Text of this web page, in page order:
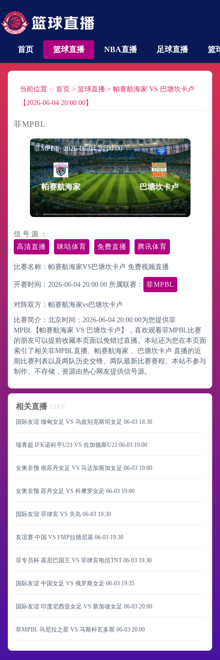
首页 篮球直播 NBA直播 足球直播 篮
当前位置： 首页 > 篮球直播 > 帕赛航海家 VS 巴塘坎卡卢
【2026-06-04 20:00:00】
菲MPBL
菲MPBL 2026-06-04 20:00:00
帕赛航海家 巴塘坎卡卢
信 号 源 ：
高清直播
咪咕体育 免费直播 腾讯体育
比赛名称：帕赛航海家VS巴塘坎卡卢 免费视频直播
开赛时间：2026-06-04 20:00:00 所属联赛： 菲MPBL
对阵双方：帕赛航海家vs巴塘坎卡卢
比赛简介：北京时间：2026-06-04 20:00:00为您提供菲
MPBL【帕赛航海家 VS 巴塘坎卡卢】，喜欢观看菲MPBL比赛
的朋友可以提前收藏本页面以免错过直播。本站还为您在本页面
索引了相关菲MPBL直播、帕赛航海家 、巴塘坎卡卢 直播的近
期比赛列表以及两队历史交锋、两队最新比赛赛程。本站不参与
制作、不存储，资源由热心网友提供信号源。
相关直播 LIVE
国际友谊 缅甸女足 VS 乌兹别克斯坦女足 06-03 18:30
瑞青超 IFK诺科平U21 VS 佐加顿斯U21 06-03 19:00
女奥非预 南苏丹女足 VS 马达加斯加女足 06-03 19:00
女奥非预 苏丹女足 VS 科摩罗女足 06-03 19:00
国际友谊 菲律宾 VS 关岛 06-03 19:30
友谊赛 中国 VS FMP拉德尼基 06-03 19:30
菲专员杯 基尼巴国王 VS 菲律宾电信TNT 06-03 19:30
国际友谊 中国女足 VS 俄罗斯女足 06-03 19:35
国际友谊 印度尼西亚女足 VS 新加坡女足 06-03 20:00
菲MPBL 马尼拉之星 VS 马斯科瓦多斯 06-03 20:00